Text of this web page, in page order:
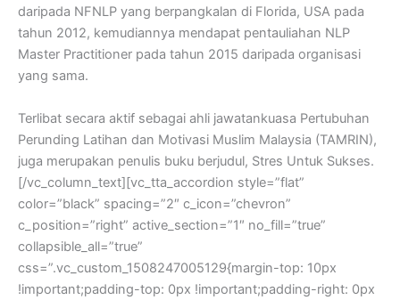
daripada NFNLP yang berpangkalan di Florida, USA pada
tahun 2012, kemudiannya mendapat pentauliahan NLP
Master Practitioner pada tahun 2015 daripada organisasi
yang sama.
Terlibat secara aktif sebagai ahli jawatankuasa Pertubuhan
Perunding Latihan dan Motivasi Muslim Malaysia (TAMRIN),
juga merupakan penulis buku berjudul, Stres Untuk Sukses.
[/vc_column_text][vc_tta_accordion style=”flat”
color=”black” spacing=”2″ c_icon=”chevron”
c_position=”right” active_section=”1″ no_fill=”true”
collapsible_all=”true”
css=”.vc_custom_1508247005129{margin-top: 10px
!important;padding-top: 0px !important;padding-right: 0px